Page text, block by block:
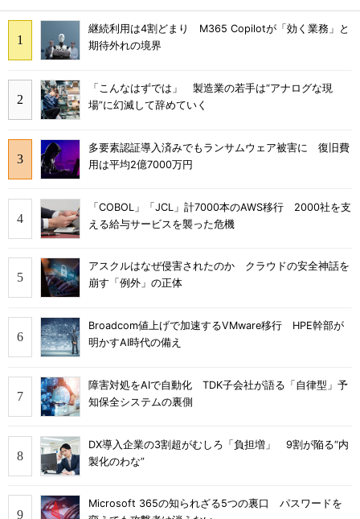
継続利用は4割どまり M365 Copilotが「効く業務」と
期待外れの境界
「こんなはずでは」 製造業の若手は“アナログな現
場”に幻滅して辞めていく
多要素認証導入済みでもランサムウェア被害に 復旧費
用は平均2億7000万円
「COBOL」「JCL」計7000本のAWS移行 2000社を支
える給与サービスを襲った危機
アスクルはなぜ侵害されたのか クラウドの安全神話を
崩す「例外」の正体
Broadcom値上げで加速するVMware移行 HPE幹部が
明かすAI時代の備え
障害対処をAIで自動化 TDK子会社が語る「自律型」予
知保全システムの裏側
DX導入企業の3割超がむしろ「負担増」 9割が陥る“内
製化のわな”
Microsoft 365の知られざる5つの裏口 パスワードを